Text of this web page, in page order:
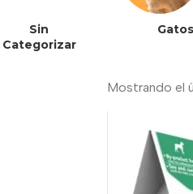
Sin
Categorizar
Gatos
Mostrando el